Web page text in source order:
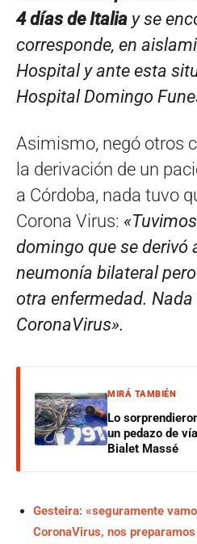
4 días de Italia y se
corresponde, en
Hospital y ante esta
Hospital Domingo
Asimismo, negó otros
la derivación de un
a Córdoba, nada tuvo
Corona Virus:
domingo que se derivó
neumonía bilateral
otra enfermedad.
CoronaVirus».
MIRÁ TAMBIÉN
Lo
un pedazo de
Bialet Massé
Gesteira: «seguramente
CoronaVirus, nos